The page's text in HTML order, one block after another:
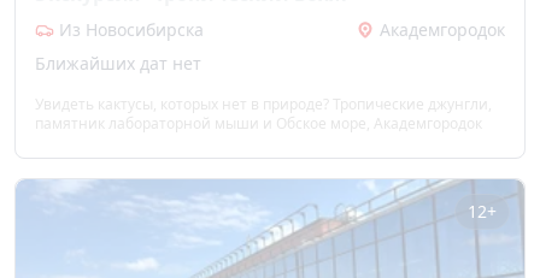
Из Новосибирска
Академгородок
Ближайших дат нет
Увидеть кактусы, которых нет в природе? Тропические джунгли,
памятник лабораторной мыши и Обское море, Академгородок
12+